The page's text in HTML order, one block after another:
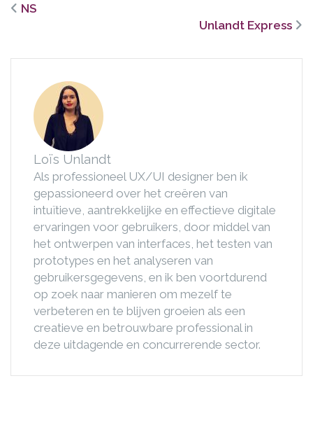
NS
Unlandt Express
Loïs Unlandt
Als professioneel UX/UI designer ben ik
gepassioneerd over het creëren van
intuïtieve, aantrekkelijke en effectieve digitale
ervaringen voor gebruikers, door middel van
het ontwerpen van interfaces, het testen van
prototypes en het analyseren van
gebruikersgegevens, en ik ben voortdurend
op zoek naar manieren om mezelf te
verbeteren en te blijven groeien als een
creatieve en betrouwbare professional in
deze uitdagende en concurrerende sector.